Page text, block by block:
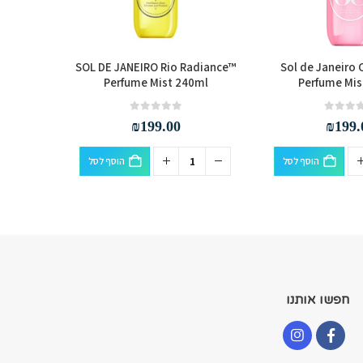
Sol de Janeiro
Perfume
₪
הוסף לסל
SOL DE JANEIRO Rio Radiance™
Perfume Mist 240ml
₪199.00
הוסף לסל
חפשו אותנו